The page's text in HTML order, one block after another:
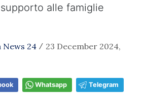
alle famiglie
News 24 / 23 December 2024,
Whatsapp Telegram